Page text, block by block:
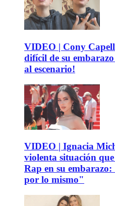
VIDEO | Cony
difícil de su
al escenario!
VIDEO | Ignacia
violenta situación
Rap en su
por lo mismo"